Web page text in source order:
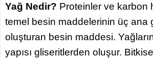
Yağ Nedir? Proteinler ve karbon
temel besin maddelerinin üç ana
oluşturan besin maddesi.
yapısı gliseritlerden oluşur.